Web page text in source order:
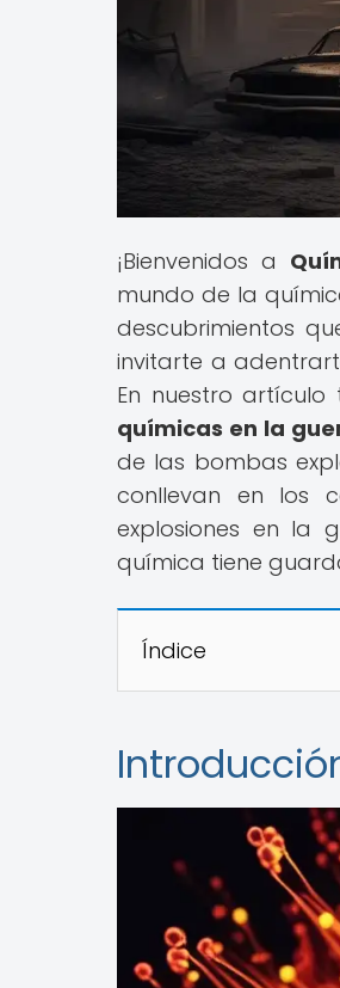
¡Bienvenidos a
mundo de la
descubrimientos
invitarte a
En nuestro artículo
químicas en la
de las bombas
conllevan en los
explosiones en la
química tiene
Índice